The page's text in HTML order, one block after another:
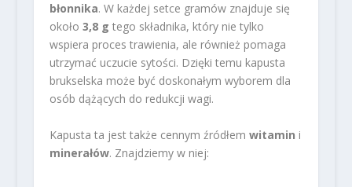
błonnika. W każdej setce gramów znajduje się
około 3,8 g tego składnika, który nie tylko
wspiera proces trawienia, ale również pomaga
utrzymać uczucie sytości. Dzięki temu kapusta
brukselska może być doskonałym wyborem dla
osób dążących do redukcji wagi.
Kapusta ta jest także cennym źródłem witamin i
minerałów. Znajdziemy w niej: